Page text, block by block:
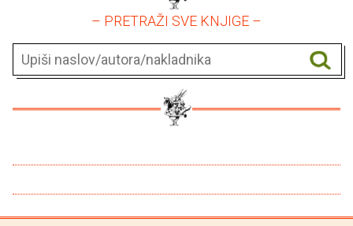
– PRETRAŽI SVE KNJIGE –